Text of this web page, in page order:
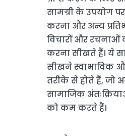
सामग्री के उपयोग
करना और अन्य
विचारों और रचनाओं
करना सीखते हैं। ये
सीखने स्वाभाविक
तरीके से होते हैं, जो
सामाजिक
को कम करते हैं।